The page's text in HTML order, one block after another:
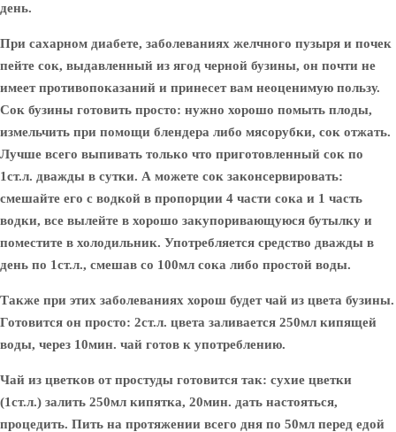
день.
При сахарном диабете, заболеваниях желчного пузыря и почек
пейте сок, выдавленный из ягод черной бузины, он почти не
имеет противопоказаний и принесет вам неоценимую пользу.
Сок бузины готовить просто: нужно хорошо помыть плоды,
измельчить при помощи блендера либо мясорубки, сок отжать.
Лучше всего выпивать только что приготовленный сок по
1ст.л. дважды в сутки. А можете сок законсервировать:
смешайте его с водкой в пропорции 4 части сока и 1 часть
водки, все вылейте в хорошо закупоривающуюся бутылку и
поместите в холодильник. Употребляется средство дважды в
день по 1ст.л., смешав со 100мл сока либо простой воды.
Также при этих заболеваниях хорош будетчай из цвета бузины.
Готовится он просто: 2ст.л. цвета заливается 250мл кипящей
воды, через 10мин. чай готов к употреблению.
Чай из цветков от простуды готовится так: сухие цветки
(1ст.л.) залить 250мл кипятка, 20мин. дать настояться,
процедить. Пить на протяжении всего дня по 50мл перед едой